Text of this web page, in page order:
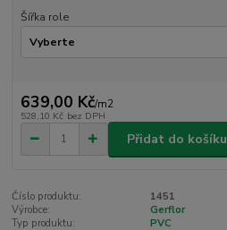
Šířka role
639,00 Kč/m2
528,10 Kč bez DPH
Přidat do košíku
Číslo produktu:
1451
Výrobce:
Gerflor
Typ produktu:
PVC